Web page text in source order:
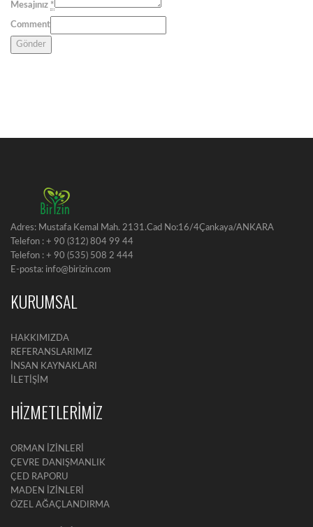
Mesajınız *
Comment
Gönder
Adres: Mustafa Kemal Mah. 2131.Cad No:16/4Çankaya/ANKARA
Telefon : + 90 (312) 804 99 44
Telefon : + 90 (535) 508 2 444
E-posta: info@birizin.com
KURUMSAL
HAKKIMIZDA
REFERANSLARIMIZ
İNSAN KAYNAKLARI
İLETİŞİM
HİZMETLERİMİZ
ORMAN İZİNLERİ
ÇEVRE DANIŞMANLIK
ÇED RAPORU
MADEN İZİNLERİ
ÖZEL AĞAÇLANDIRMA